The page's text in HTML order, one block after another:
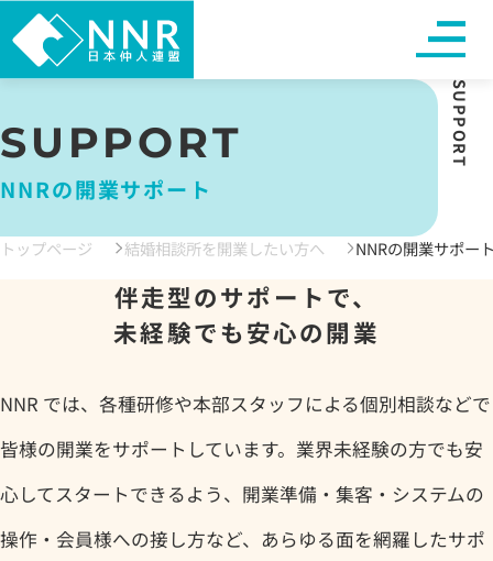
SUPPORT
NNRの開業サポート
SUPPORT
トップページ 結婚相談所を開業したい方へ NNRの開業サポー
伴走型のサポートで、
未経験でも安心の開業
NNR では、各種研修や本部スタッフによる個別相談などで
皆様の開業をサポートしています。業界未経験の方でも安
心してスタートできるよう、開業準備・集客・システムの
操作・会員様への接し方など、あらゆる面を網羅したサポ